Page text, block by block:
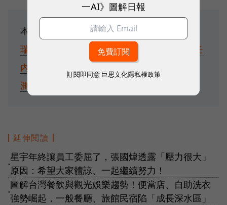
本文授權轉載自 商業周刊延伸閱讀：
瑞拉之後，習近平會有樣學樣？川普：我任
內中國不敢攻台
UNIQLO旺、迅銷上修財
測！股價狂飆刷新歷史高
延伸閱讀
●
星宇年終讓員工委屈了，張國煒透露「壓力很大」
原因：希望大家體諒、一起繼續努力！
●
圖解台灣餐飲與觀光娛樂趨勢！便當店、自助洗衣
強勢崛起，一般餐廳、旅館民宿陷「成長深水區」
一AI》圖解日報
訂閱即同意 巨思文化隱私權政策